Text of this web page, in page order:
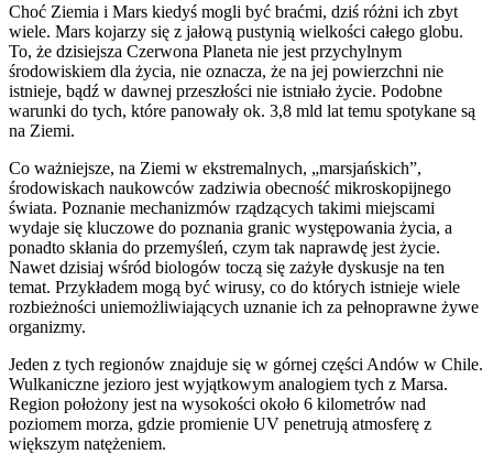
Choć Ziemia i Mars kiedyś mogli być braćmi, dziś różni ich zbyt
wiele. Mars kojarzy się z jałową pustynią wielkości całego globu.
To, że dzisiejsza Czerwona Planeta nie jest przychylnym
środowiskiem dla życia, nie oznacza, że na jej powierzchni nie
istnieje, bądź w dawnej przeszłości nie istniało życie. Podobne
warunki do tych, które panowały ok. 3,8 mld lat temu spotykane są
na Ziemi.
Co ważniejsze, na Ziemi w ekstremalnych, „marsjańskich”,
środowiskach naukowców zadziwia obecność mikroskopijnego
świata. Poznanie mechanizmów rządzących takimi miejscami
wydaje się kluczowe do poznania granic występowania życia, a
ponadto skłania do przemyśleń, czym tak naprawdę jest życie.
Nawet dzisiaj wśród biologów toczą się zażyłe dyskusje na ten
temat. Przykładem mogą być wirusy, co do których istnieje wiele
rozbieżności uniemożliwiających uznanie ich za pełnoprawne żywe
organizmy.
Jeden z tych regionów znajduje się w górnej części Andów w Chile.
Wulkaniczne jezioro jest wyjątkowym analogiem tych z Marsa.
Region położony jest na wysokości około 6 kilometrów nad
poziomem morza, gdzie promienie UV penetrują atmosferę z
większym natężeniem.